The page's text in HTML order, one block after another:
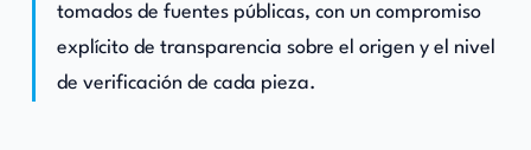
tomados de fuentes públicas, con un compromiso
explícito de transparencia sobre el origen y el nivel
de verificación de cada pieza.